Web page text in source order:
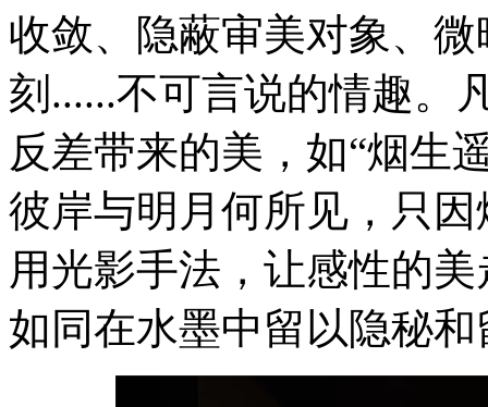
收敛、隐蔽审美对象、
刻......不可言说的情趣。
反差带来的美，如“烟生
彼岸与明月何所见，只
用光影手法，让感性的
如同在水墨中留以隐秘